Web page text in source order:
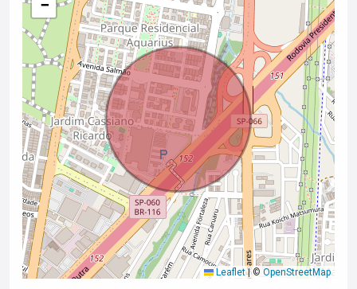
−
Leaflet |© OpenStreetMap